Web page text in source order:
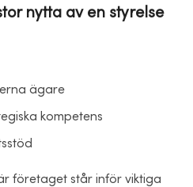
nytta av en styrelse
ägare
kompetens
företaget står inför viktiga